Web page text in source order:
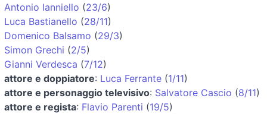
Antonio Ianniello (23/6)
Luca Bastianello (28/11)
Domenico Balsamo (29/3)
Simon Grechi (2/5)
Gianni Verdesca (7/12)
attore e doppiatore: Luca Ferrante (1/11)
attore e personaggio televisivo: Salvatore Cascio (8/11)
attore e regista: Flavio Parenti (19/5)